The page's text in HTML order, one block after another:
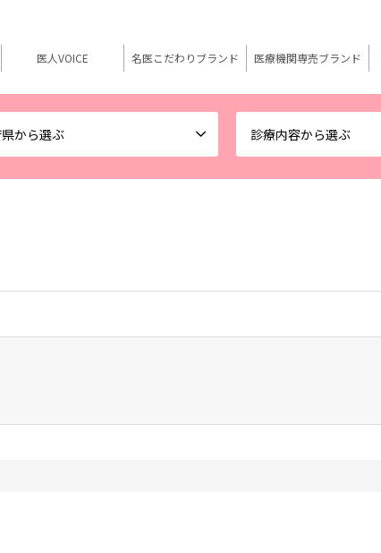
から選ぶ 診療内容から選ぶ
医人VOICE 名医こだわりブランド 医療機関専売ブランド